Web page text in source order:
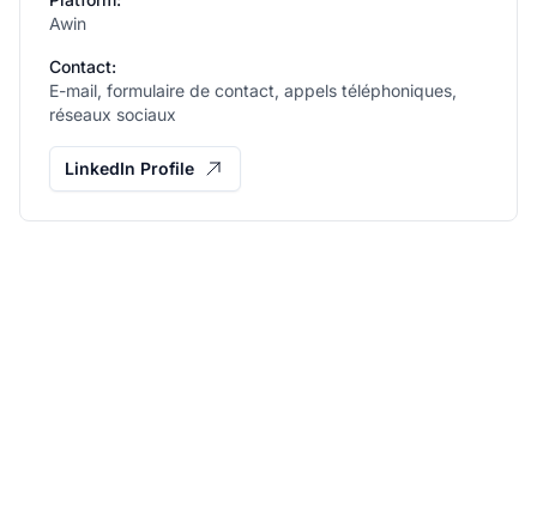
Awin
Contact:
E-mail, formulaire de contact, appels téléphoniques,
réseaux sociaux
LinkedIn Profile